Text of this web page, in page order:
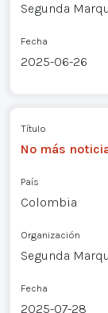
Segunda
Fecha
2025-06-26
Título
No más
País
Colombia
Organización
Segunda
Fecha
2025-07-28